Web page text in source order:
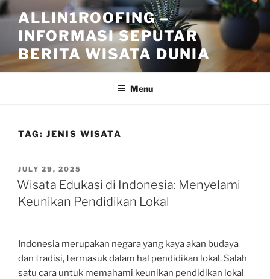
Skip
to
content
ALLIN1ROOFING –
INFORMASI SEPUTAR
BERITA WISATA DUNIA
Menu
TAG: JENIS WISATA
POSTED
ON
JULY 29, 2025
Wisata Edukasi di Indonesia: Menyelami
Keunikan Pendidikan Lokal
Indonesia merupakan negara yang kaya akan budaya
dan tradisi, termasuk dalam hal pendidikan lokal. Salah
satu cara untuk memahami keunikan pendidikan lokal